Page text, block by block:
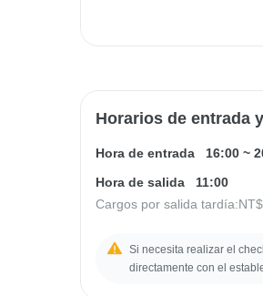
Horarios de entrada
Hora de entrada 16:00 ~
Hora de salida
11:00
Cargos por salida tardía:
Si necesita realizar el
directamente con el